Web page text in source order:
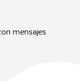
mensajes